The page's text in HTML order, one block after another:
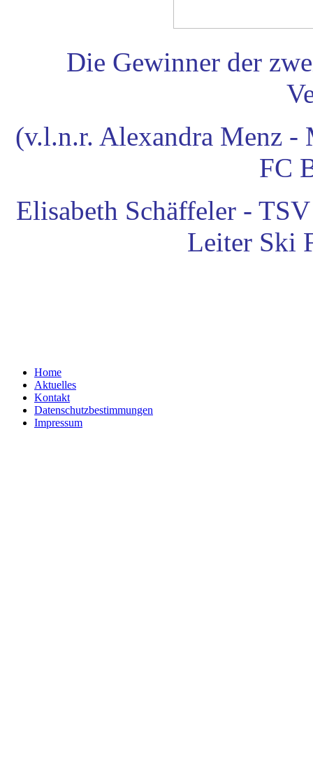
Die Gewinner der
(v.l.n.r. Alexandra Menz -
FC
Elisabeth Schäffeler -
Leiter Ski
Home
Aktuelles
Kontakt
Datenschutzbestimmungen
Impressum